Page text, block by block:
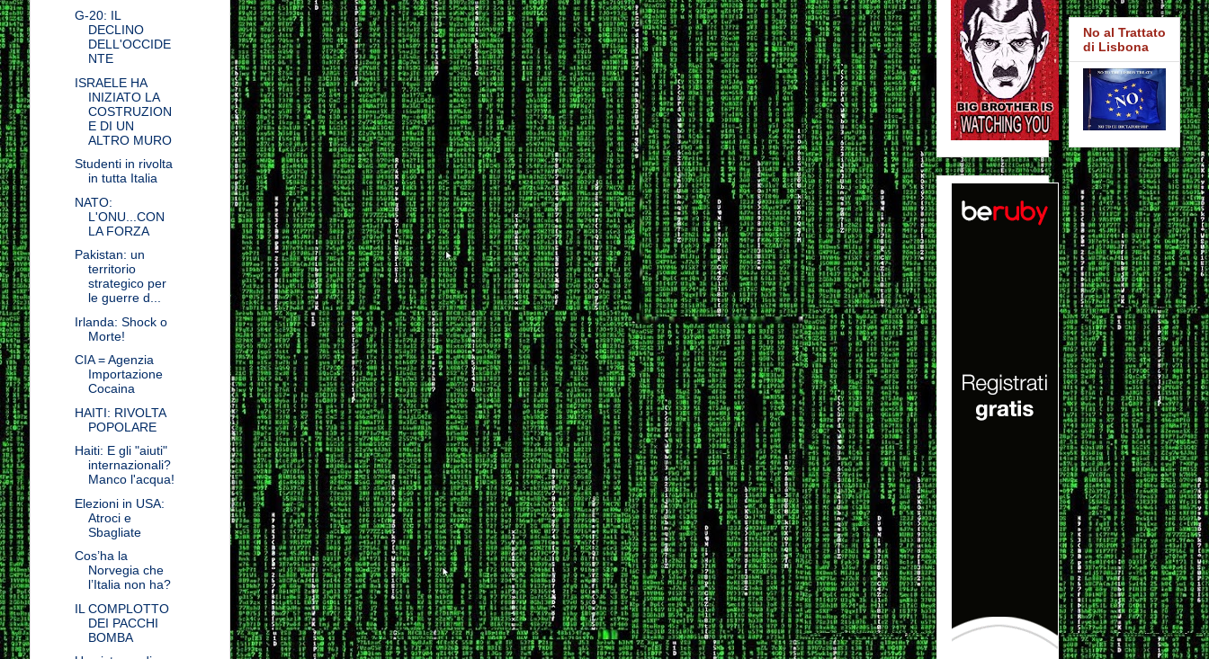
G-20: IL
DECLINO
DELL'OCCIDE
NTE
ISRAELE HA
INIZIATO LA
COSTRUZION
E DI UN
ALTRO MURO
Studenti in rivolta
in tutta Italia
NATO:
L'ONU...CON
LA FORZA
Pakistan: un
territorio
strategico per
le guerre d...
Irlanda: Shock o
Morte!
CIA = Agenzia
Importazione
Cocaina
HAITI: RIVOLTA
POPOLARE
Haiti: E gli "aiuti"
internazionali?
Manco l'acqua!
Elezioni in USA:
Atroci e
Sbagliate
Cos’ha la
Norvegia che
l’Italia non ha?
IL COMPLOTTO
DEI PACCHI
BOMBA
No al Trattato
di Lisbona